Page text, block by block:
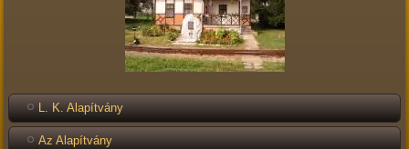
L. K. Alapítvány
Az Alapítvány